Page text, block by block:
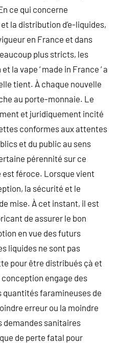
ce qui concerne
la distribution d’e-liquides,
en France et dans
plus stricts, les
la vape ‘ made in France ‘ a
tient. À chaque nouvelle
au porte-monnaie. Le
et juridiquement incité
conformes aux attentes
et du public au sens
pérennité sur ce
féroce. Lorsque vient
la sécurité et le
mise. À cet instant, il est
de assurer le bon
en vue des futurs
liquides ne sont pas
pour être distribués çà et
engage des
quantités faramineuses de
erreur ou la moindre
demandes sanitaires
de perte fatal pour